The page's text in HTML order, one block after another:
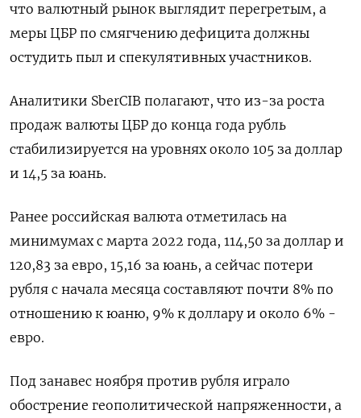
что валютный рынок выглядит перегретым, а
меры ЦБР по смягчению дефицита должны
остудить пыл и спекулятивных участников.
Аналитики SberCIB полагают, что из-за роста
продаж валюты ЦБР до конца года рубль
стабилизируется на уровнях около 105 за доллар
и 14,5 за юань.
Ранее российская валюта отметилась на
минимумах с марта 2022 года, 114,50 за доллар и
120,83 за евро, 15,16 за юань, а сейчас потери
рубля с начала месяца составляют почти 8% по
отношению к юаню, 9% к доллару и около 6% -
евро.
Под занавес ноября против рубля играло
обострение геополитической напряженности, а